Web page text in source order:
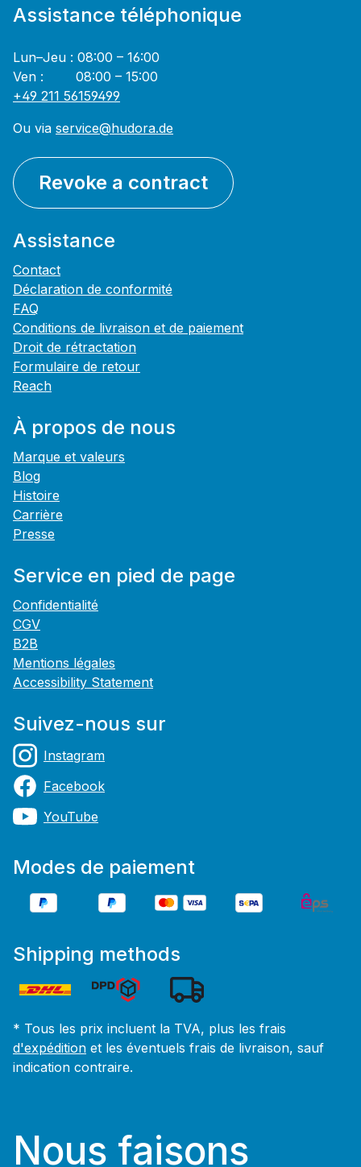
Assistance téléphonique
Lun–Jeu : 08:00 – 16:00
Ven : 08:00 – 15:00
+49 211 56159499
Ou via service@hudora.de
Revoke a contract
Assistance
Contact
Déclaration de conformité
FAQ
Conditions de livraison et de paiement
Droit de rétractation
Formulaire de retour
Reach
À propos de nous
Marque et valeurs
Blog
Histoire
Carrière
Presse
Service en pied de page
Confidentialité
CGV
B2B
Mentions légales
Accessibility Statement
Suivez-nous sur
Instagram
Facebook
YouTube
Modes de paiement
Shipping methods
* Tous les prix incluent la TVA, plus les frais
d'expédition et les éventuels frais de livraison, sauf
indication contraire.
Nous faisons